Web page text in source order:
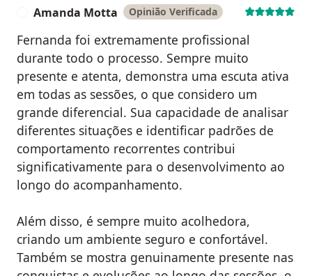
Amanda Motta Opinião Verificada
Fernanda foi extremamente profissional
durante todo o processo. Sempre muito
presente e atenta, demonstra uma escuta ativa
em todas as sessões, o que considero um
grande diferencial. Sua capacidade de analisar
diferentes situações e identificar padrões de
comportamento recorrentes contribui
significativamente para o desenvolvimento ao
longo do acompanhamento.
Além disso, é sempre muito acolhedora,
criando um ambiente seguro e confortável.
Também se mostra genuinamente presente nas